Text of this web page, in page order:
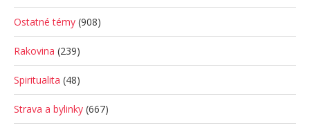
Ostatné témy (908)
Rakovina (239)
Spiritualita (48)
Strava a bylinky (667)